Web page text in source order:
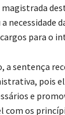
necessidade
para o
sentença
pois
e
os